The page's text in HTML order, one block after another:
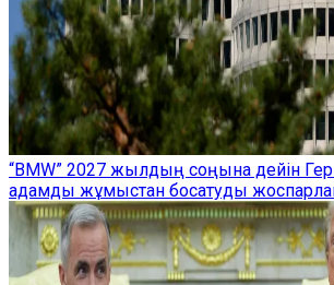
“BMW” 2027 жылдың соңына дейін
адамды жұмыстан босатуды